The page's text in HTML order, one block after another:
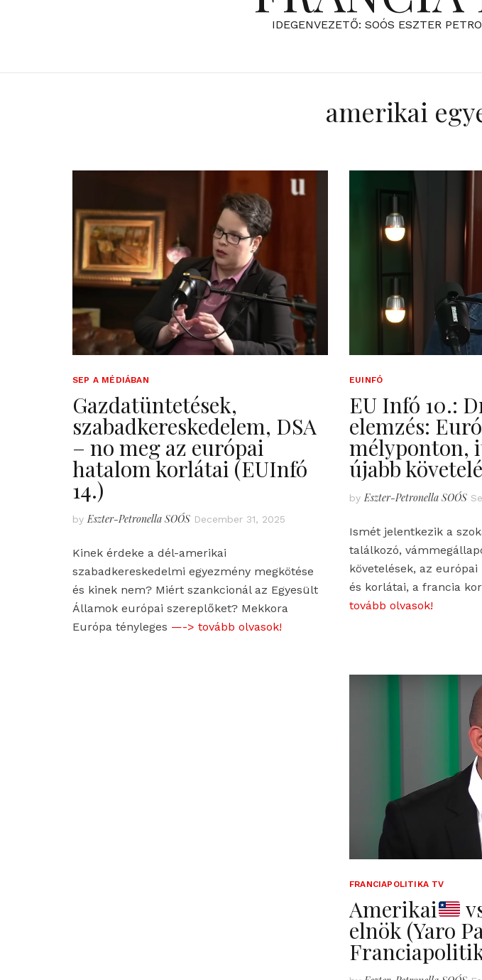
IDEGENVEZETŐ: SOÓS ESZTER
amerikai
SEP A MÉDIÁBAN
Gazdatüntetések,
szabadkereskedelem, DSA
– no meg az európai
hatalom korlátai (EUInfó
14.)
by Eszter-Petronella SOÓS December 31, 2025
Kinek érdeke a dél-amerikai
szabadkereskedelmi egyezmény megkötése
és kinek nem? Miért szankcionál az Egyesült
Államok európai szereplőket? Mekkora
Európa tényleges —-> tovább olvasok!
EUINFÓ
EU Infó 10.:
elemzés:
mélyponton,
újabb
by Eszter-Petronella SOÓS
Ismét jelentkezik a
találkozó,
követelések, az
és korlátai, a francia
tovább olvasok!
FRANCIAPOLITIKA TV
Amerikai
elnök (Yaro